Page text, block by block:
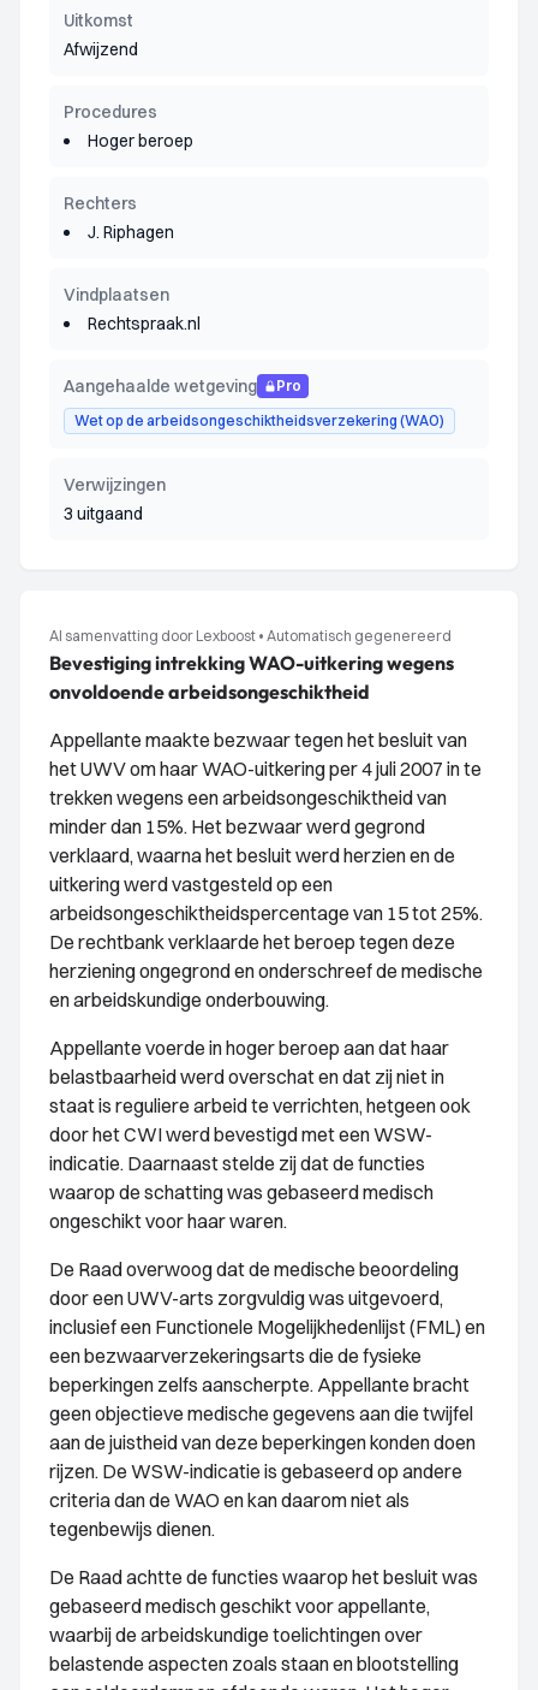
Uitkomst
Afwijzend
Procedures
Hoger beroep
Rechters
J. Riphagen
Vindplaatsen
Rechtspraak.nl
Aangehaalde wetgeving
Pro
Wet op de arbeidsongeschiktheidsverzekering (WAO)
Verwijzingen
3 uitgaand
AI samenvatting door Lexboost • Automatisch gegenereerd
Bevestiging intrekking WAO-uitkering wegens
onvoldoende arbeidsongeschiktheid
Appellante maakte bezwaar tegen het besluit van
het UWV om haar WAO-uitkering per 4 juli 2007 in te
trekken wegens een arbeidsongeschiktheid van
minder dan 15%. Het bezwaar werd gegrond
verklaard, waarna het besluit werd herzien en de
uitkering werd vastgesteld op een
arbeidsongeschiktheidspercentage van 15 tot 25%.
De rechtbank verklaarde het beroep tegen deze
herziening ongegrond en onderschreef de medische
en arbeidskundige onderbouwing.
Appellante voerde in hoger beroep aan dat haar
belastbaarheid werd overschat en dat zij niet in
staat is reguliere arbeid te verrichten, hetgeen ook
door het CWI werd bevestigd met een WSW-
indicatie. Daarnaast stelde zij dat de functies
waarop de schatting was gebaseerd medisch
ongeschikt voor haar waren.
De Raad overwoog dat de medische beoordeling
door een UWV-arts zorgvuldig was uitgevoerd,
inclusief een Functionele Mogelijkhedenlijst (FML) en
een bezwaarverzekeringsarts die de fysieke
beperkingen zelfs aanscherpte. Appellante bracht
geen objectieve medische gegevens aan die twijfel
aan de juistheid van deze beperkingen konden doen
rijzen. De WSW-indicatie is gebaseerd op andere
criteria dan de WAO en kan daarom niet als
tegenbewijs dienen.
De Raad achtte de functies waarop het besluit was
gebaseerd medisch geschikt voor appellante,
waarbij de arbeidskundige toelichtingen over
belastende aspecten zoals staan en blootstelling